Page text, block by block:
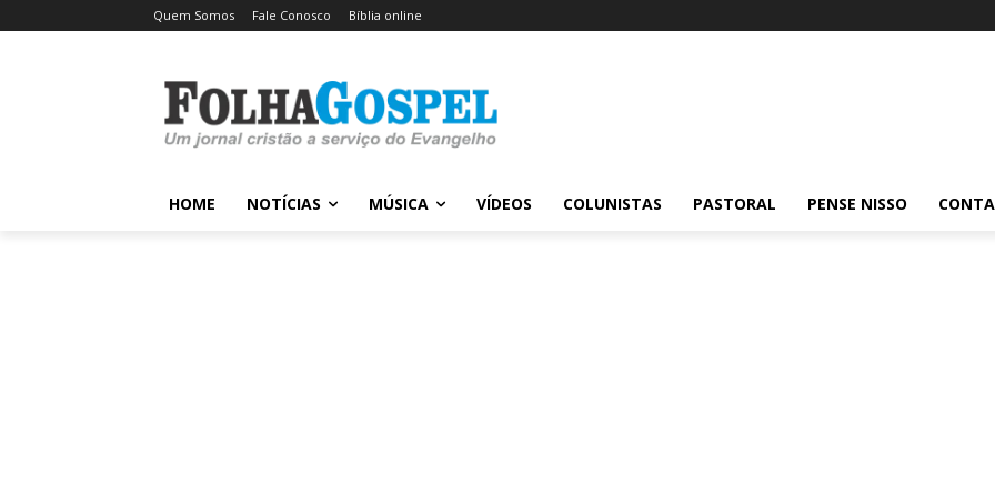
Quem Somos Fale Conosco Bíblia online
HOME NOTÍCIAS MÚSICA VÍDEOS COLUNISTAS PASTORAL PENSE NISSO